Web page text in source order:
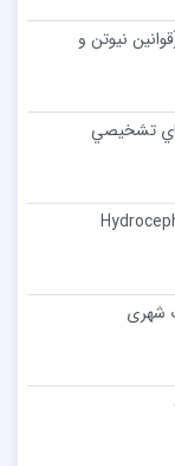
نیوتن و
تشخيصي
شهری